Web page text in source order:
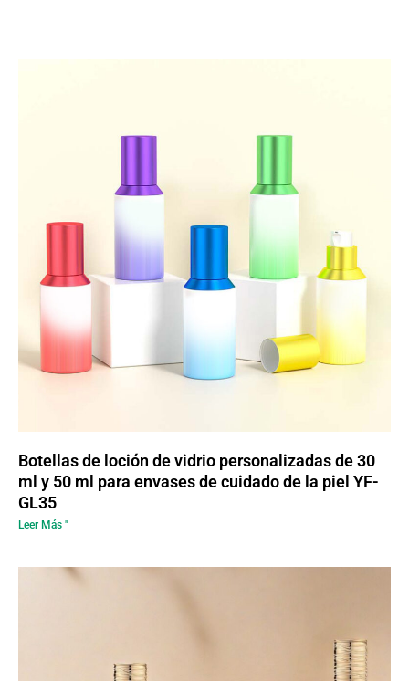
Botellas de loción de vidrio personalizadas de 30
ml y 50 ml para envases de cuidado de la piel YF-
GL35
Leer Más "